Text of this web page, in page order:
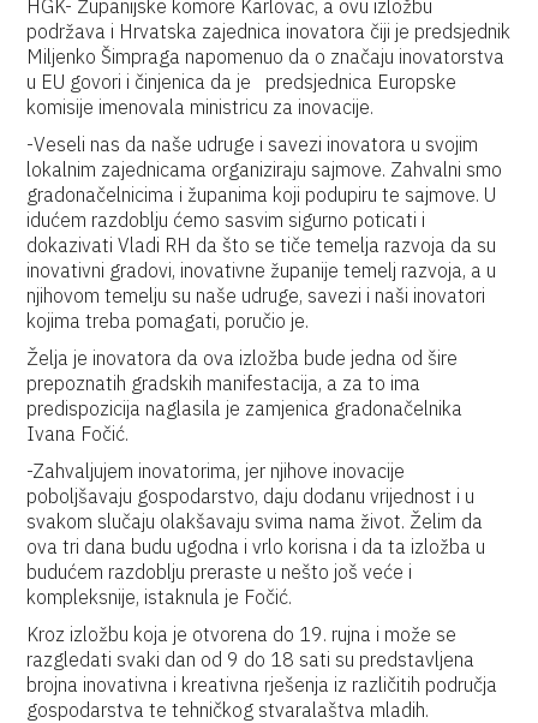
HGK- Županijske komore Karlovac, a ovu izložbu
podržava i Hrvatska zajednica inovatora čiji je predsjednik
Miljenko Šimpraga napomenuo da o značaju inovatorstva
u EU govori i činjenica da je predsjednica Europske
komisije imenovala ministricu za inovacije.
-Veseli nas da naše udruge i savezi inovatora u svojim
lokalnim zajednicama organiziraju sajmove. Zahvalni smo
gradonačelnicima i županima koji podupiru te sajmove. U
idućem razdoblju ćemo sasvim sigurno poticati i
dokazivati Vladi RH da što se tiče temelja razvoja da su
inovativni gradovi, inovativne županije temelj razvoja, a u
njihovom temelju su naše udruge, savezi i naši inovatori
kojima treba pomagati, poručio je.
Želja je inovatora da ova izložba bude jedna od šire
prepoznatih gradskih manifestacija, a za to ima
predispozicija naglasila je zamjenica gradonačelnika
Ivana Fočić.
-Zahvaljujem inovatorima, jer njihove inovacije
poboljšavaju gospodarstvo, daju dodanu vrijednost i u
svakom slučaju olakšavaju svima nama život. Želim da
ova tri dana budu ugodna i vrlo korisna i da ta izložba u
budućem razdoblju preraste u nešto još veće i
kompleksnije, istaknula je Fočić.
Kroz izložbu koja je otvorena do 19. rujna i može se
razgledati svaki dan od 9 do 18 sati su predstavljena
brojna inovativna i kreativna rješenja iz različitih područja
gospodarstva te tehničkog stvaralaštva mladih.